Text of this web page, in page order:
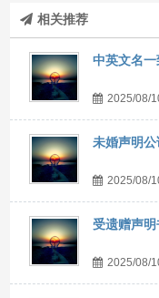
相关推荐
中英文名
2025/08/
未婚声明公
2025/08/
受遗赠声
2025/08/